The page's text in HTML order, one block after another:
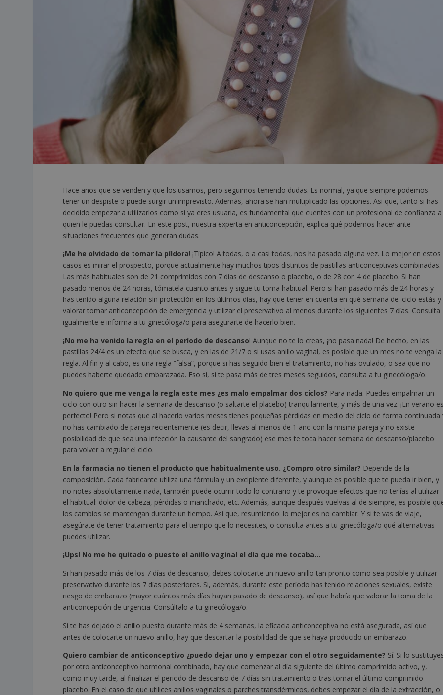
Hace años que se venden y que los usamos, pero seguimos teniendo dudas. Es normal, ya que siempre podemos
tener un despiste o puede surgir un imprevisto. Además, ahora se han multiplicado las opciones. Así que, tanto si has
decidido empezar a utilizarlos como si ya eres usuaria, es fundamental que cuentes con un profesional de confianza a
quien le puedas consultar. En este post, nuestra experta en anticoncepción, explica qué podemos hacer ante
situaciones frecuentes que generan dudas.
¡Me he olvidado de tomar la píldora! ¡Típico! A todas, o a casi todas, nos ha pasado alguna vez. Lo mejor en estos
casos es mirar el prospecto, porque actualmente hay muchos tipos distintos de pastillas anticonceptivas combinadas.
Las más habituales son de 21 comprimidos con 7 días de descanso o placebo, o de 28 con 4 de placebo. Si han
pasado menos de 24 horas, tómatela cuanto antes y sigue tu toma habitual. Pero si han pasado más de 24 horas y
has tenido alguna relación sin protección en los últimos días, hay que tener en cuenta en qué semana del ciclo estás y
valorar tomar anticoncepción de emergencia y utilizar el preservativo al menos durante los siguientes 7 días. Consulta
igualmente e informa a tu ginecóloga/o para asegurarte de hacerlo bien.
¡No me ha venido la regla en el período de descanso! Aunque no te lo creas, ¡no pasa nada! De hecho, en las
pastillas 24/4 es un efecto que se busca, y en las de 21/7 o si usas anillo vaginal, es posible que un mes no te venga la
regla. Al fin y al cabo, es una regla “falsa”, porque si has seguido bien el tratamiento, no has ovulado, o sea que no
puedes haberte quedado embarazada. Eso sí, si te pasa más de tres meses seguidos, consulta a tu ginecóloga/o.
No quiero que me venga la regla este mes ¿es malo empalmar dos ciclos? Para nada. Puedes empalmar un
ciclo con otro sin hacer la semana de descanso (o saltarte el placebo) tranquilamente, y más de una vez. ¡En verano es
perfecto! Pero si notas que al hacerlo varios meses tienes pequeñas pérdidas en medio del ciclo de forma continuada
no has cambiado de pareja recientemente (es decir, llevas al menos de 1 año con la misma pareja y no existe
posibilidad de que sea una infección la causante del sangrado) ese mes te toca hacer semana de descanso/placebo
para volver a regular el ciclo.
En la farmacia no tienen el producto que habitualmente uso. ¿Compro otro similar? Depende de la
composición. Cada fabricante utiliza una fórmula y un excipiente diferente, y aunque es posible que te pueda ir bien, y
no notes absolutamente nada, también puede ocurrir todo lo contrario y te provoque efectos que no tenías al utilizar
el habitual: dolor de cabeza, pérdidas o manchado, etc. Además, aunque después vuelvas al de siempre, es posible
los cambios se mantengan durante un tiempo. Así que, resumiendo: lo mejor es no cambiar. Y si te vas de viaje,
asegúrate de tener tratamiento para el tiempo que lo necesites, o consulta antes a tu ginecóloga/o qué alternativas
puedes utilizar.
¡Ups! No me he quitado o puesto el anillo vaginal el día que me tocaba…
Si han pasado más de los 7 días de descanso, debes colocarte un nuevo anillo tan pronto como sea posible y utilizar
preservativo durante los 7 días posteriores. Si, además, durante este período has tenido relaciones sexuales, existe
riesgo de embarazo (mayor cuántos más días hayan pasado de descanso), así que habría que valorar la toma de la
anticoncepción de urgencia. Consúltalo a tu ginecóloga/o.
Si te has dejado el anillo puesto durante más de 4 semanas, la eficacia anticonceptiva no está asegurada, así que
antes de colocarte un nuevo anillo, hay que descartar la posibilidad de que se haya producido un embarazo.
Quiero cambiar de anticonceptivo ¿puedo dejar uno y empezar con el otro seguidamente? Sí. Si lo sustituyes
por otro anticonceptivo hormonal combinado, hay que comenzar al día siguiente del último comprimido activo, y,
como muy tarde, al finalizar el periodo de descanso de 7 días sin tratamiento o tras tomar el último comprimido
placebo. En el caso de que utilices anillos vaginales o parches transdérmicos, debes empezar el día de la extracción, o